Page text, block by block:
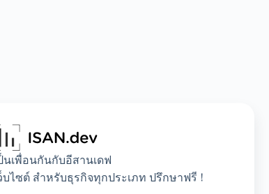
นเพื่อนกันกับอีสานเดฟ
บไซต์ สำหรับธุรกิจทุกประเภท ปรึกษาฟรี !